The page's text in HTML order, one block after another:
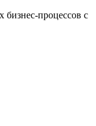
бизнес-процессов с